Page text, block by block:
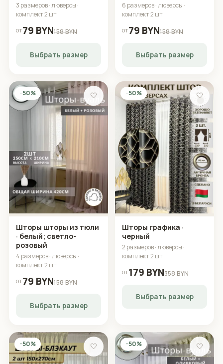
3 размеров · люверсы ·
комплект 2 шт
от79 BYN158 BYN
Выбрать размер
6 размеров · люверсы ·
комплект 2 шт
от79 BYN158 BYN
Выбрать размер
−50% 🤍
Шторы шторы из тюли
· белый; светло-
розовый
4 размеров · люверсы ·
комплект 2 шт
от79 BYN158 BYN
Выбрать размер
−50% 🤍
Шторы графика ·
черный
2 размеров · люверсы ·
комплект 2 шт
от179 BYN358 BYN
Выбрать размер
−50% 🤍 −50% 🤍